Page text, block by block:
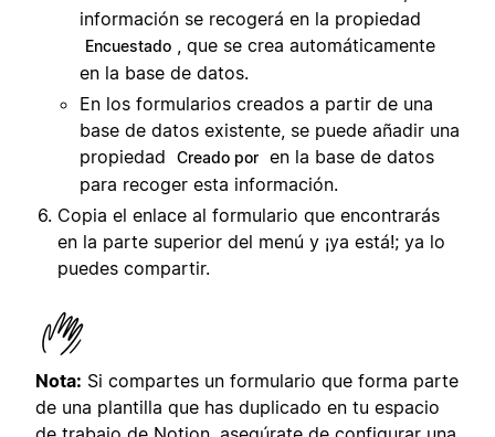
información se recogerá en la propiedad
Encuestado , que se crea automáticamente
en la base de datos.
En los formularios creados a partir de una
base de datos existente, se puede añadir una
propiedad
Creado por en la base de datos
para recoger esta información.
Copia el enlace al formulario que encontrarás
en la parte superior del menú y ¡ya está!; ya lo
puedes compartir.
Nota: Si compartes un formulario que forma parte
de una plantilla que has duplicado en tu espacio